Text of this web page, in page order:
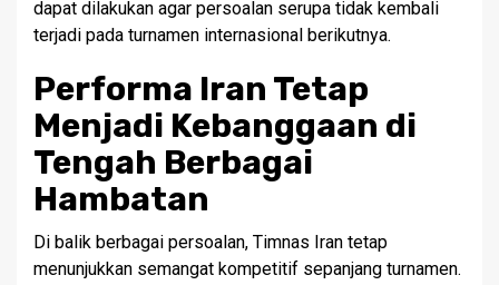
dapat dilakukan agar persoalan serupa tidak kembali
terjadi pada turnamen internasional berikutnya.
Performa Iran Tetap
Menjadi Kebanggaan di
Tengah Berbagai
Hambatan
Di balik berbagai persoalan, Timnas Iran tetap
menunjukkan semangat kompetitif sepanjang turnamen.